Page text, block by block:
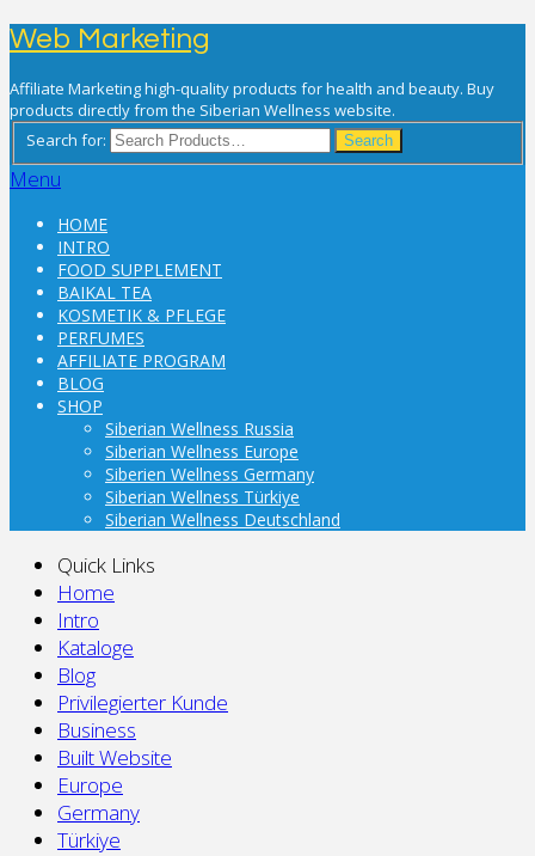
Web Marketing
Affiliate Marketing high-quality products for health and beauty. Buy
products directly from the Siberian Wellness website.
Search for:
Search
Menu
HOME
INTRO
FOOD SUPPLEMENT
BAIKAL TEA
KOSMETIK & PFLEGE
PERFUMES
AFFILIATE PROGRAM
BLOG
SHOP
Siberian Wellness Russia
Siberian Wellness Europe
Siberien Wellness Germany
Siberian Wellness Türkiye
Siberian Wellness Deutschland
Quick Links
Home
Intro
Kataloge
Blog
Privilegierter Kunde
Business
Built Website
Europe
Germany
Türkiye